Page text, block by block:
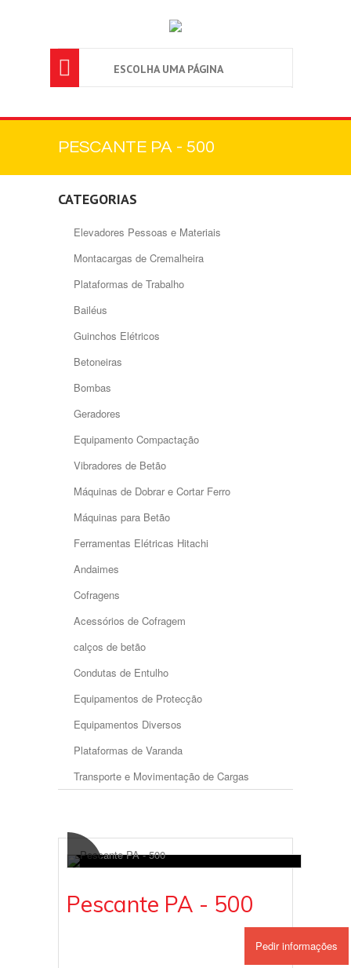
 ESCOLHA UMA PÁGINA
PESCANTE PA - 500
CATEGORIAS
Elevadores Pessoas e Materiais
Montacargas de Cremalheira
Plataformas de Trabalho
Bailéus
Guinchos Elétricos
Betoneiras
Bombas
Geradores
Equipamento Compactação
Vibradores de Betão
Máquinas de Dobrar e Cortar Ferro
Máquinas para Betão
Ferramentas Elétricas Hitachi
Andaimes
Cofragens
Acessórios de Cofragem
calços de betão
Condutas de Entulho
Equipamentos de Protecção
Equipamentos Diversos
Plataformas de Varanda
Transporte e Movimentação de Cargas
Pescante PA - 500
Pedir informações